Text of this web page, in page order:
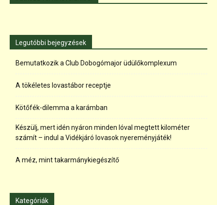
Legutóbbi bejegyzések
Bemutatkozik a Club Dobogómajor üdülőkomplexum
A tökéletes lovastábor receptje
Kötőfék-dilemma a karámban
Készülj, mert idén nyáron minden lóval megtett kilométer
számít – indul a Vidékjáró lovasok nyereményjáték!
A méz, mint takarmánykiegészítő
Kategóriák